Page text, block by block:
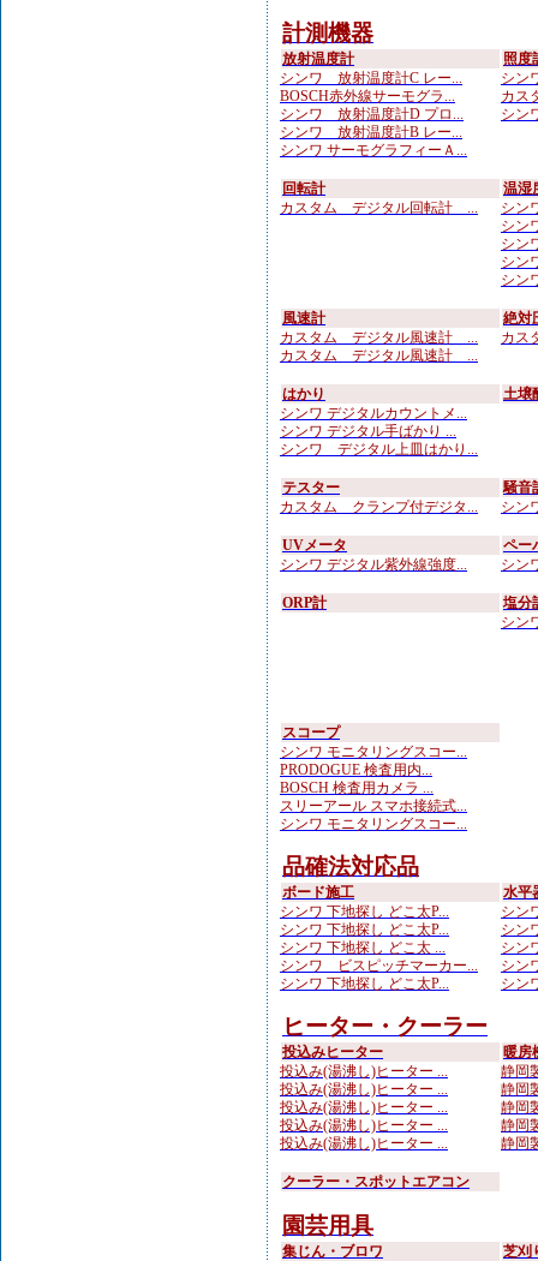
計測機器
放射温度計
シンワ 放射温度計C レー...
BOSCH赤外線サーモグラ...
シンワ 放射温度計D プロ...
シンワ 放射温度計B レー...
シンワ サーモグラフィーＡ...
照度
シン
カス
シン
回転計
カスタム デジタル回転計 ...
温湿
シン
シン
シン
シン
シン
風速計
カスタム デジタル風速計 ...
カスタム デジタル風速計 ...
絶対
カス
はかり
シンワ デジタルカウントメ...
シンワ デジタル手ばかり ...
シンワ デジタル上皿はかり...
土壌
テスター
カスタム クランプ付デジタ...
騒音
シン
UVメータ
シンワ デジタル紫外線強度...
ペー
シン
ORP計
塩分
シン
スコープ
シンワ モニタリングスコー...
PRODOGUE 検査用内...
BOSCH 検査用カメラ ...
スリーアール スマホ接続式...
シンワ モニタリングスコー...
品確法対応品
ボード施工
シンワ 下地探し どこ太P...
シンワ 下地探し どこ太P...
シンワ 下地探し どこ太 ...
シンワ ビスピッチマーカー...
シンワ 下地探し どこ太P...
水平
シン
シン
シン
シン
シン
ヒーター・クーラー
投込みヒーター
投込み(湯沸し)ヒーター ...
投込み(湯沸し)ヒーター ...
投込み(湯沸し)ヒーター ...
投込み(湯沸し)ヒーター ...
投込み(湯沸し)ヒーター ...
暖房
静岡
静岡
静岡
静岡
静岡
クーラー・スポットエアコン
園芸用具
集じん・ブロワ
芝刈